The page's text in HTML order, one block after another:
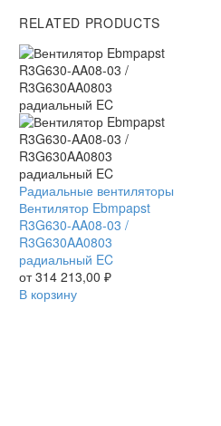
RELATED PRODUCTS
Вентилятор
Ebmpapst
R3G630-
AA08-
03
/
R3G630AA0803
Радиальные вентиляторы
Вентилятор Ebmpapst
R3G630-AA08-03 /
R3G630AA0803
радиальный EC
от314 213,00 ₽
В корзину